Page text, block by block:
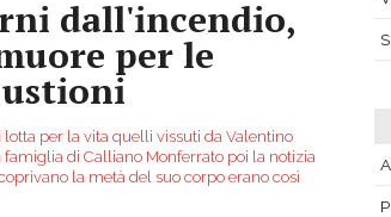
dall'incendio,
per le
per la vita quelli vissuti da Valentino
famiglia di Calliano Monferrato poi la notizia
la metà del suo corpo erano così